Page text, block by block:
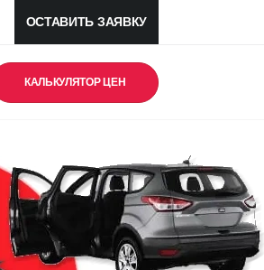
ОСТАВИТЬ ЗАЯВКУ
КАЛЬКУЛЯТОР ЦЕН